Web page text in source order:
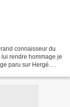
connaisseur du
rendre hommage je
paru sur Hergé.